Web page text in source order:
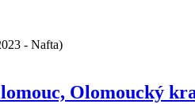
- Nafta)
Olomoucký